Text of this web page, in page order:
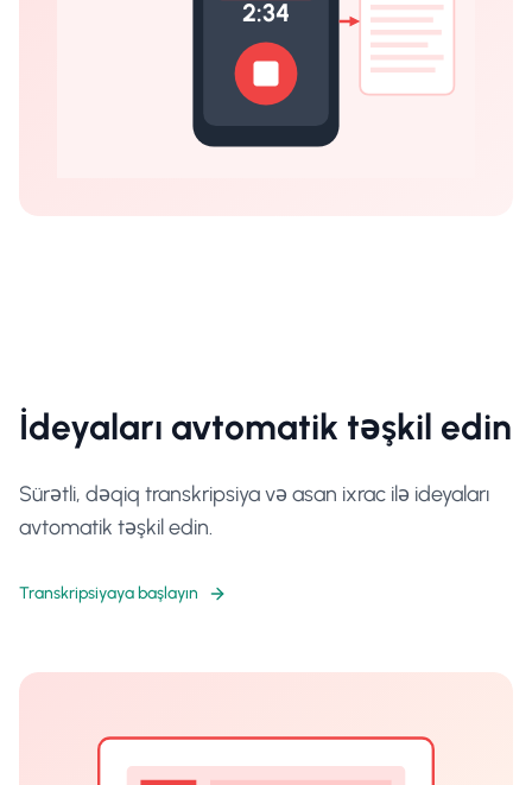
2:34
İdeyaları avtomatik təşkil edin
Sürətli, dəqiq transkripsiya və asan ixrac ilə ideyaları
avtomatik təşkil edin.
Transkripsiyaya başlayın